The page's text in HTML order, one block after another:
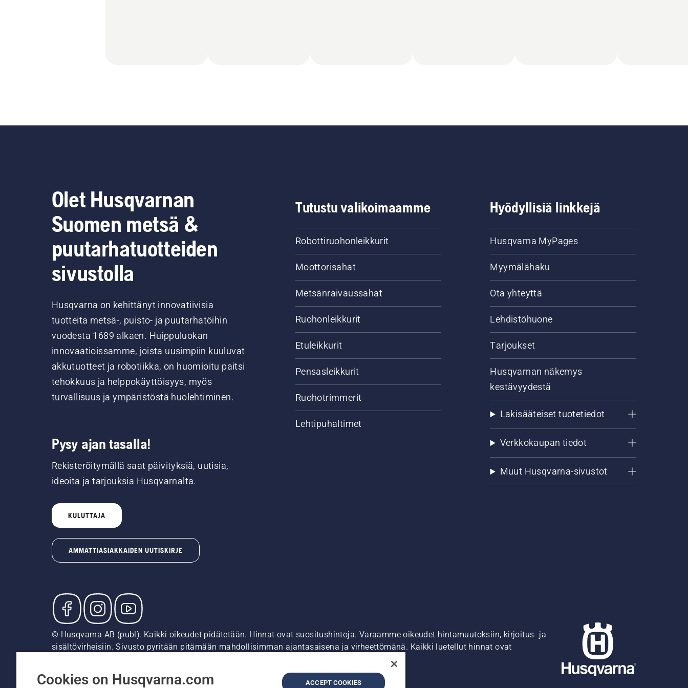
Olet Husqvarnan
Suomen metsä &
puutarhatuotteiden
sivustolla
Husqvarna on kehittänyt innovatiivisia
tuotteita metsä-, puisto- ja puutarhatöihin
vuodesta 1689 alkaen. Huippuluokan
innovaatioissamme, joista uusimpiin kuuluvat
akkutuotteet ja robotiikka, on huomioitu paitsi
tehokkuus ja helppokäyttöisyys, myös
turvallisuus ja ympäristöstä huolehtiminen.
Pysy ajan tasalla!
Rekisteröitymällä saat päivityksiä, uutisia,
ideoita ja tarjouksia Husqvarnalta.
KULUTTAJA
AMMATTIASIAKKAIDEN UUTISKIRJE
Tutustu valikoimaamme
Robottiruohonleikkurit
Moottorisahat
Metsänraivaussahat
Ruohonleikkurit
Etuleikkurit
Pensasleikkurit
Ruohotrimmerit
Lehtipuhaltimet
Hyödyllisiä linkkejä
Husqvarna MyPages
Myymälähaku
Ota yhteyttä
Lehdistöhuone
Tarjoukset
Husqvarnan näkemys
kestävyydestä
Lakisääteiset tuotetiedot
Verkkokaupan tiedot
Muut Husqvarna-sivustot
© Husqvarna AB (publ). Kaikki oikeudet pidätetään. Hinnat ovat suositushintoja. Varaamme oikeudet hintamuutoksiin, kirjoitus- ja
sisältövirheisiin. Sivusto pyritään pitämään mahdollisimman ajantasaisena ja virheettömänä. Kaikki luetellut hinnat ovat
Evästekäytäntö Käyttöehdot Epäillyistä rikkomuksista ilmoittaminen
Cookies on Husqvarna.com ACCEPT COOKIES